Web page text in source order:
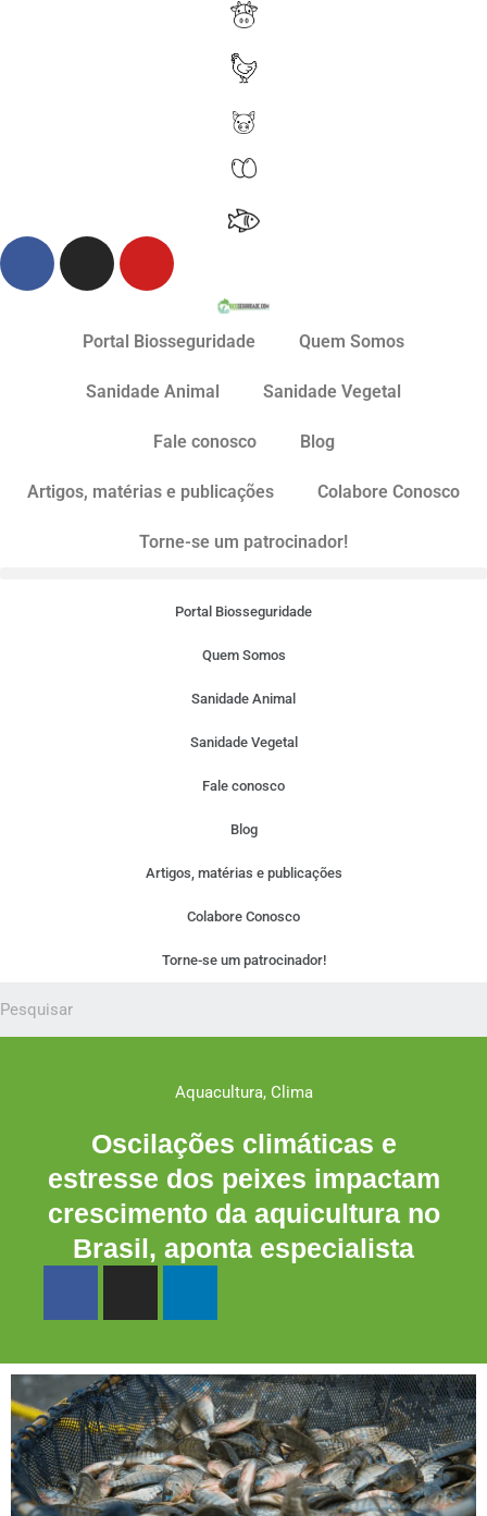
Portal Biosseguridade Quem Somos
Sanidade Animal Sanidade Vegetal
Fale conosco Blog
Artigos, matérias e publicações Colabore Conosco
Torne-se um patrocinador!
Portal Biosseguridade
Quem Somos
Sanidade Animal
Sanidade Vegetal
Fale conosco
Blog
Artigos, matérias e publicações
Colabore Conosco
Torne-se um patrocinador!
Aquacultura, Clima
Oscilações climáticas e
estresse dos peixes impactam
crescimento da aquicultura no
Brasil, aponta especialista